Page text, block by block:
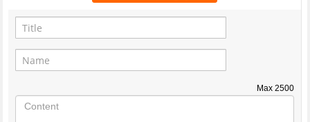
Max 2500